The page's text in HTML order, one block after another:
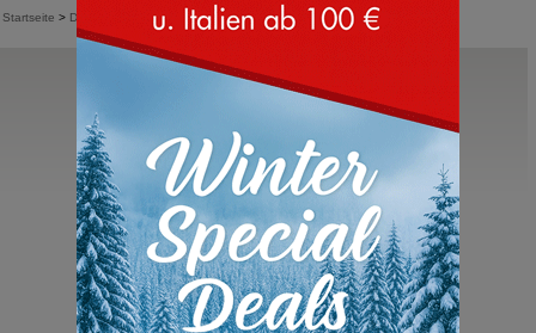
Startseite > Damen Schneestiefel
Moon Boot®
Icon Nylon Boot